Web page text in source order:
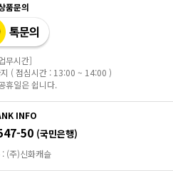
품문의
무시간]
( 점심시간 : 13:00 ~ 14:00 )
휴일은 쉽니다.
INFO
50 (국민은행)
: (주)신화캐슬